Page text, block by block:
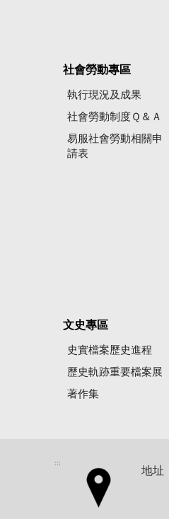
社會勞動專區
執行現況及成果
社會勞動制度Ｑ＆Ａ
易服社會勞動相關申
請表
文史專區
史實檔案歷史進程
歷史軌跡重要檔案展
著作集
:::
地址